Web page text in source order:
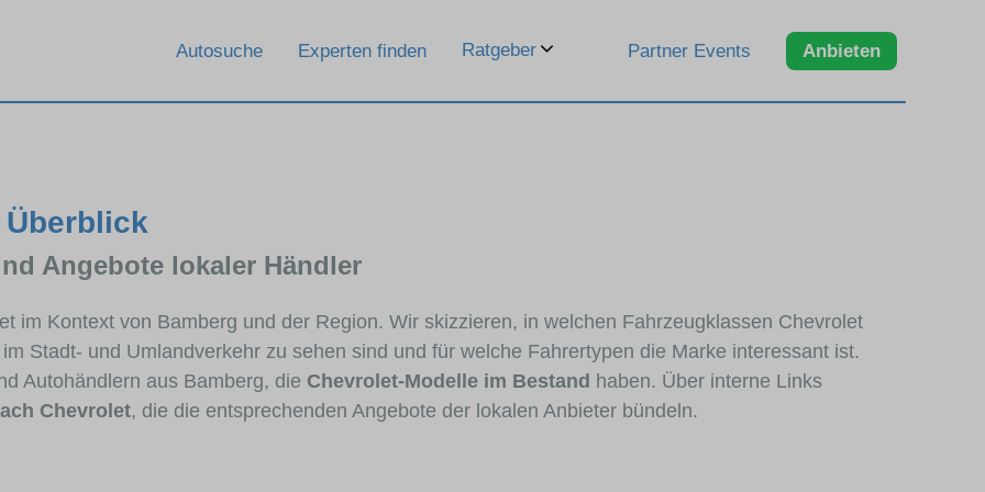
Autosuche Experten finden Ratgeber Partner Events Anbieten
Angebote lokaler Händler
im Kontext von Bamberg und der Region. Wir skizzieren, in welchen Fahrzeugklassen Chevrolet
Stadt- und Umlandverkehr zu sehen sind und für welche Fahrertypen die Marke interessant ist.
Autohändlern aus Bamberg, die Chevrolet-Modelle im Bestand haben. Über interne Links
Chevrolet, die die entsprechenden Angebote der lokalen Anbieter bündeln.